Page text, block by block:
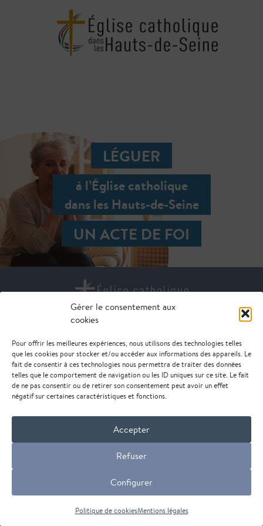
Gérer le consentement aux
cookies
Pour offrir les meilleures expériences, nous utilisons des technologies telles
que les cookies pour stocker et/ou accéder aux informations des appareils. Le
fait de consentir à ces technologies nous permettra de traiter des données
telles que le comportement de navigation ou les ID uniques sur ce site. Le fait
de ne pas consentir ou de retirer son consentement peut avoir un effet
négatif sur certaines caractéristiques et fonctions.
Accepter
Refuser
Configurer
Politique de cookiesMentions légales
LÉGUER
à l’Église catholique
dans les Hauts-de-Seine
UN ACTE DE FOI
85 rue de Suresnes
92000 Nanterre
© Diocèse de Nanterre - 2026 -mentions légales